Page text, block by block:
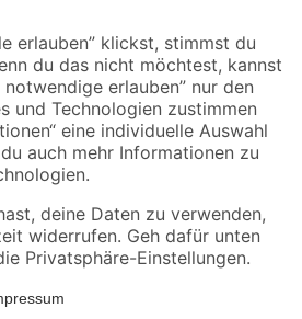
MwSt.. Die dargestellten Angebote sind unter
Die angegebenen Verfügbarkeiten beziehen
gilt nicht für Artikel mit Speditionsversand, hier